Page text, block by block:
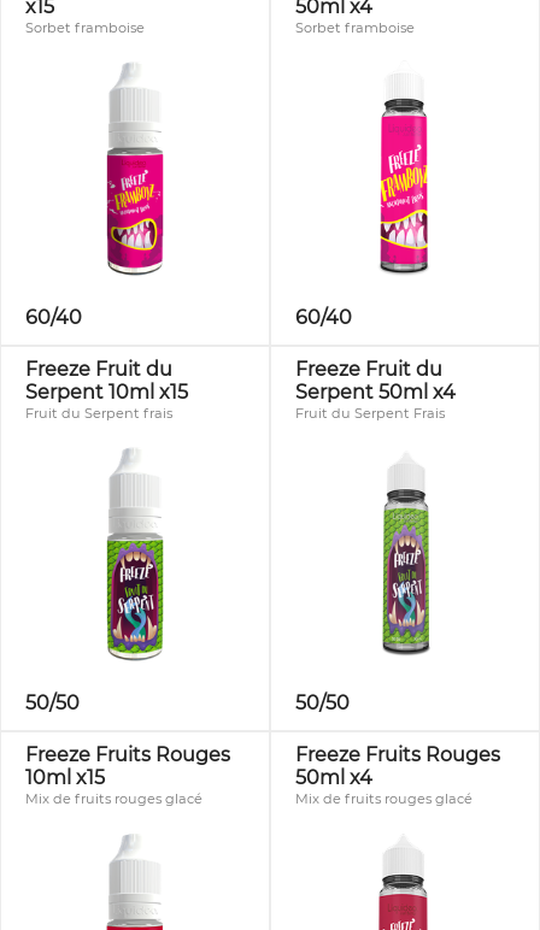
x15
Sorbet framboise
60/40
50ml x4
Sorbet framboise
60/40
Freeze Fruit du
Serpent 10ml x15
Fruit du Serpent frais
50/50
Freeze Fruit du
Serpent 50ml x4
Fruit du Serpent Frais
50/50
Freeze Fruits Rouges
10ml x15
Mix de fruits rouges glacé
Freeze Fruits Rouges
50ml x4
Mix de fruits rouges glacé